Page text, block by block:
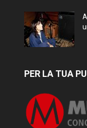
PER LA TUA